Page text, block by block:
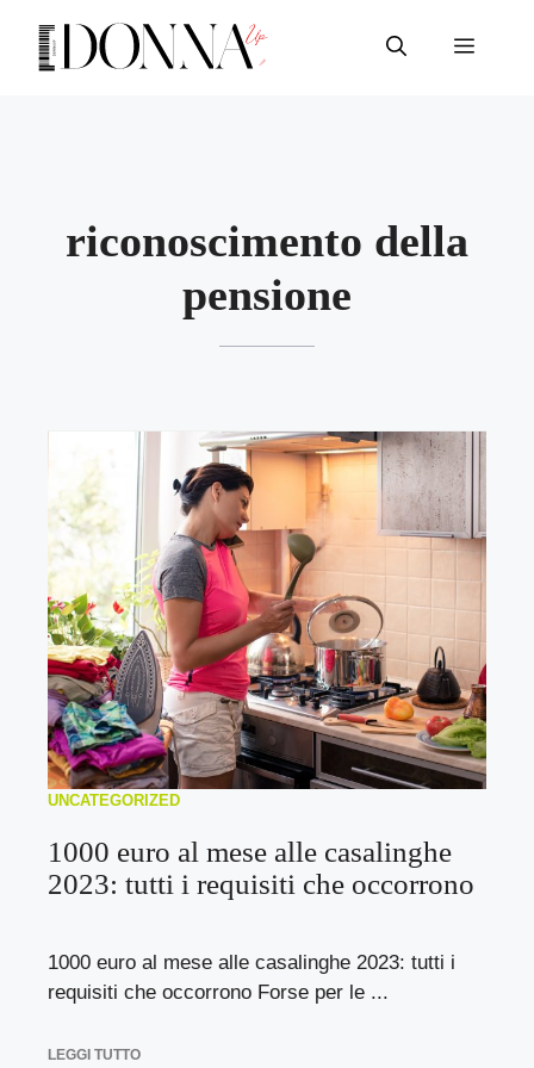
contenuto
Menu
riconoscimento della
pensione
UNCATEGORIZED
1000 euro al mese alle casalinghe
2023: tutti i requisiti che occorrono
1000 euro al mese alle casalinghe 2023: tutti i
requisiti che occorrono Forse per le ...
LEGGI TUTTO